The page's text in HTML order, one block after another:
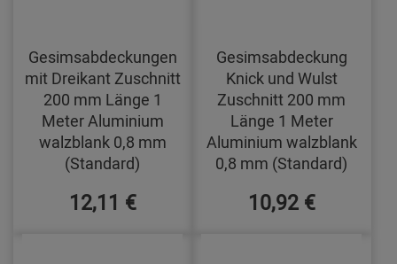
Gesimsabdeckungen
mit Dreikant Zuschnitt
200 mm Länge 1
Meter Aluminium
walzblank 0,8 mm
(Standard)
12,11 €
Gesimsabdeckung
Knick und Wulst
Zuschnitt 200 mm
Länge 1 Meter
Aluminium walzblank
0,8 mm (Standard)
10,92 €